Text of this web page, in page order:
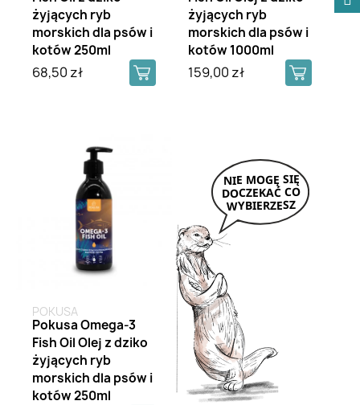
żyjących ryb
morskich dla psów i
kotów 250ml
68,50 zł
żyjących ryb
morskich dla psów i
kotów 1000ml
159,00 zł
POKUSA
Pokusa Omega-3
Fish Oil Olej z dziko
żyjących ryb
morskich dla psów i
kotów 250ml